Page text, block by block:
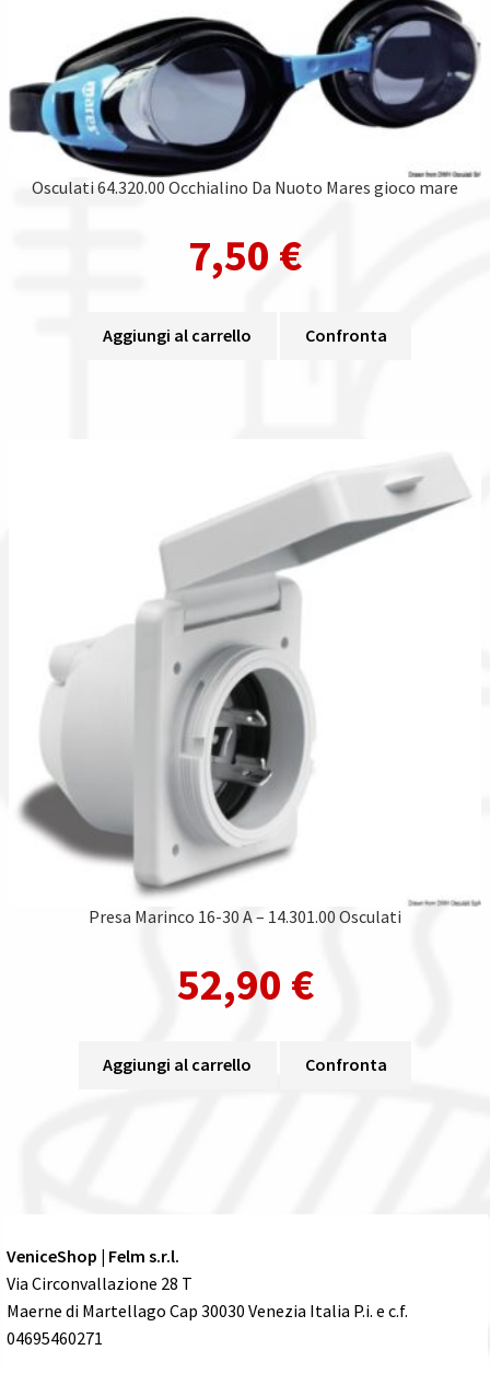
Osculati 64.320.00 Occhialino Da Nuoto Mares gioco mare
7,50 €
Aggiungi al carrello Confronta
Presa Marinco 16-30 A – 14.301.00 Osculati
52,90 €
Aggiungi al carrello Confronta
VeniceShop | Felm s.r.l.
Via Circonvallazione 28 T
Maerne di Martellago Cap 30030 Venezia Italia P.i. e c.f.
04695460271